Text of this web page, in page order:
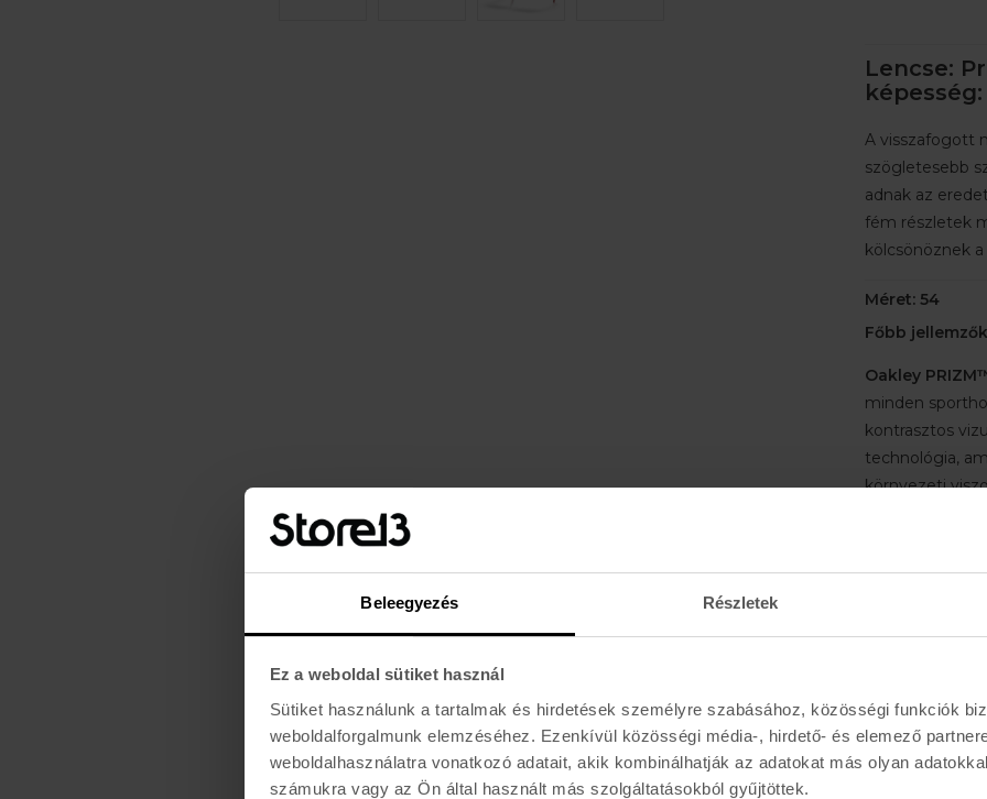
Beleegyezés Részletek
Ez a weboldal sütiket használ
Sütiket használunk a tartalmak és hirdetések személyre szabásához, közösségi funkciók
weboldalforgalmunk elemzéséhez. Ezenkívül közösségi média-, hirdető- és elemező
weboldalhasználatra vonatkozó adatait, akik kombinálhatják az adatokat más olyan
számukra vagy az Ön által használt más szolgáltatásokból gyűjtöttek.
Lencse:
A visszafogott
szögletesebb
adnak az
fém részletek
kölcsönöznek
Méret: 54
Főbb
Oakley
minden
kontrasztos
technológia,
környezeti
Oakley High
Definition
biztosít, és a
keret
kényelmet
Ütésálló
Egész napos